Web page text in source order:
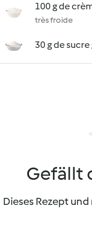
100 g de
très froide
30 g de
Gefällt
Dieses Rezept